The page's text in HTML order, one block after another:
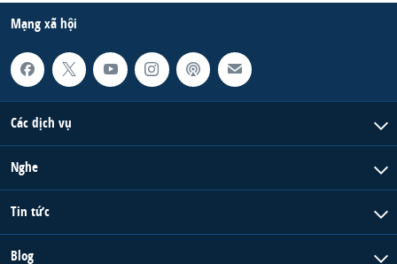
Mạng xã hội
Các dịch vụ
Nghe
Tin tức
Blog